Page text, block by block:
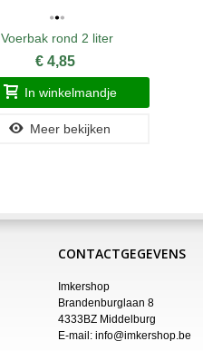
Voerbak rond 2 liter
€ 4,85
In winkelmandje
Meer bekijken
CONTACTGEGEVENS
Imkershop
Brandenburglaan 8
4333BZ Middelburg
E-mail: info@imkershop.be